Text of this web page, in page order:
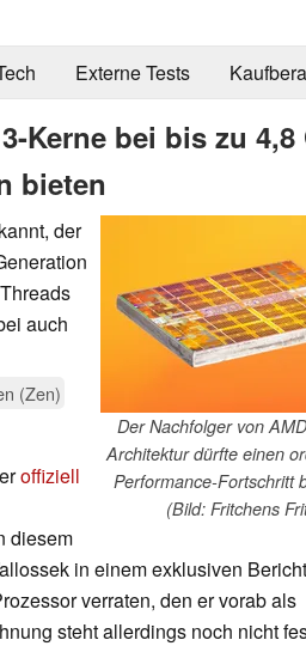
Externe Tests
Kerne bei bis zu 4,8
bieten
Der Nachfolger von
Architektur dürfte einen
Performance-Fortschritt
(Bild: Fritchens
der
auch
(Zen)
offiziell
diesem
in einem exklusiven Bericht
verraten, den er vorab als
steht allerdings noch nicht